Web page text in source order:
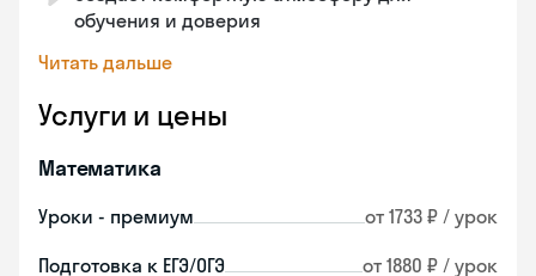
обучения и доверия
Читать дальше
Услуги и цены
Математика
Уроки - премиум от 1733 ₽ / урок
Подготовка к ЕГЭ/ОГЭ от 1880 ₽ / урок